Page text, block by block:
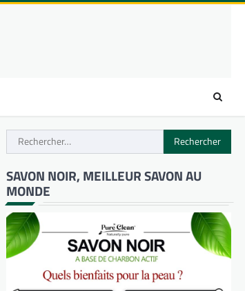
Rechercher :
SAVON NOIR, MEILLEUR SAVON AU
MONDE